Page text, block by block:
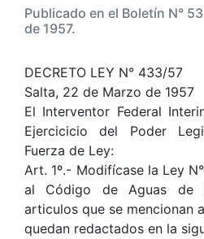
Publicado en el Boletín N°
de 1957.
DECRETO LEY N° 433/57
Salta, 22 de Marzo de 1957
El Interventor Federal
Ejercicicio del Poder
Fuerza de Ley:
Art. 1º.- Modifícase la Ley
al Código de Aguas de
articulos que se mencionan
quedan redactados en la